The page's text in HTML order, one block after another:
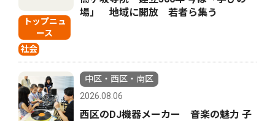
トップニュ
ース
社会
場」 地域に開放 若者ら集う
中区・西区・南区
2026.08.06
西区のDJ機器メーカー 音楽の魅力 子